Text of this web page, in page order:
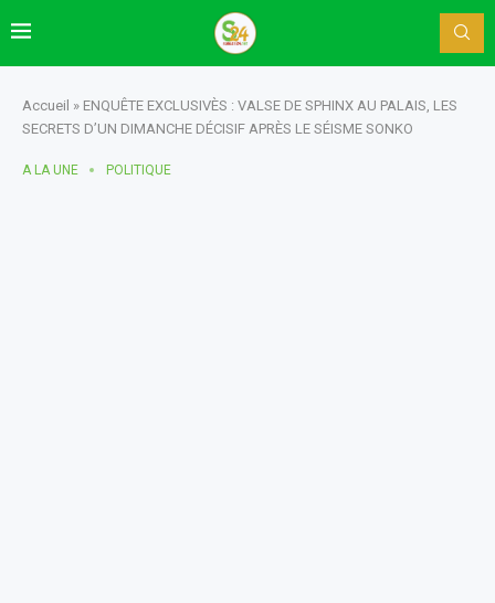
Accueil » ENQUÊTE EXCLUSIVÈS : VALSE DE SPHINX AU PALAIS, LES
SECRETS D’UN DIMANCHE DÉCISIF APRÈS LE SÉISME SONKO
A LA UNE POLITIQUE